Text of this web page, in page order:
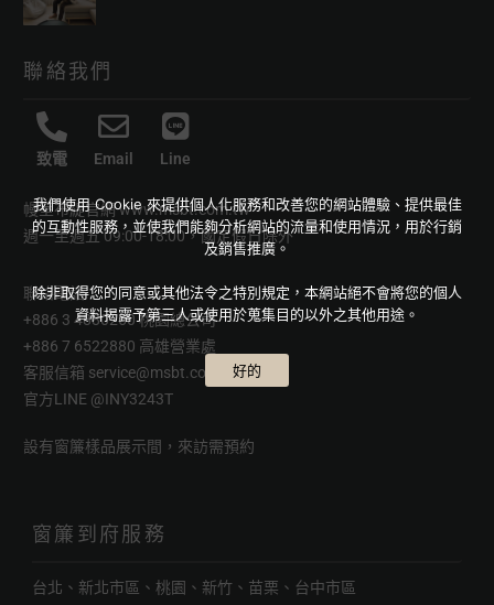
聯絡我們
致電 Email Line
幔室布緹官網www.msbt.com.tw
週一至週五 09:00-18:00，國定假日除外
聯絡電話
+886 3 4880250 桃園總公司
+886 7 6522880 高雄營業處
客服信箱 service@msbt.com.tw
官方LINE @INY3243T
設有窗簾樣品展示間，來訪需預約
窗簾到府服務
台北、新北市區、桃園、新竹、苗栗、台中市區
我們使用 Cookie 來提供個人化服務和改善您的網站體驗、提供最佳
的互動性服務，並使我們能夠分析網站的流量和使用情況，用於行銷
及銷售推廣。
除非取得您的同意或其他法令之特別規定，本網站絕不會將您的個人
資料揭露予第三人或使用於蒐集目的以外之其他用途。
好的